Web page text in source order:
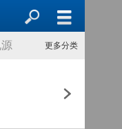
更多分类